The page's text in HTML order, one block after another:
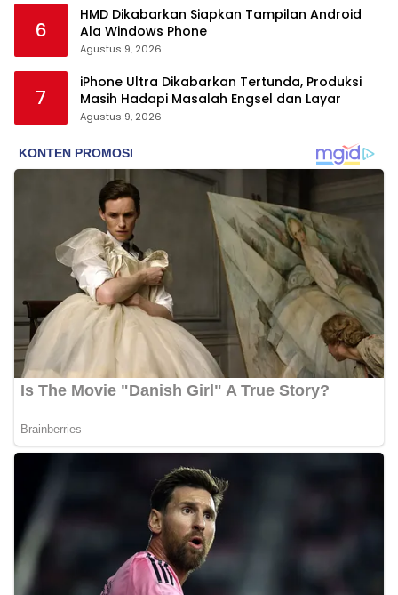
6
HMD Dikabarkan Siapkan Tampilan Android
Ala Windows Phone
Agustus 9, 2026
7
iPhone Ultra Dikabarkan Tertunda, Produksi
Masih Hadapi Masalah Engsel dan Layar
Agustus 9, 2026